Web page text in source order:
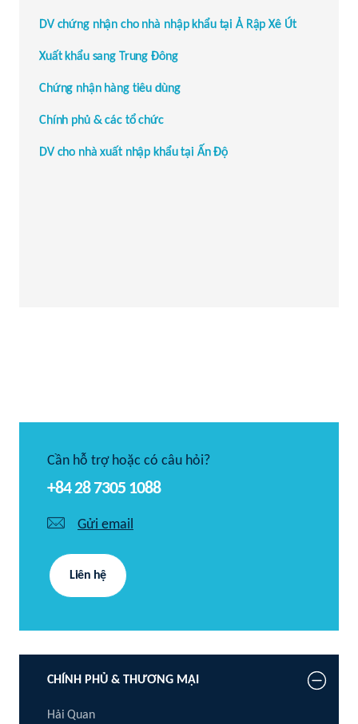
DV chứng nhận cho nhà nhập khẩu tại Ả Rập Xê Út
Xuất khẩu sang Trung Đông
Chứng nhận hàng tiêu dùng
Chính phủ & các tổ chức
DV cho nhà xuất nhập khẩu tại Ấn Độ
Cần hỗ trợ hoặc có câu hỏi?
+84 28 7305 1088
Gửi email
Liên hệ
CHÍNH PHỦ & THƯƠNG MẠI
Hải Quan